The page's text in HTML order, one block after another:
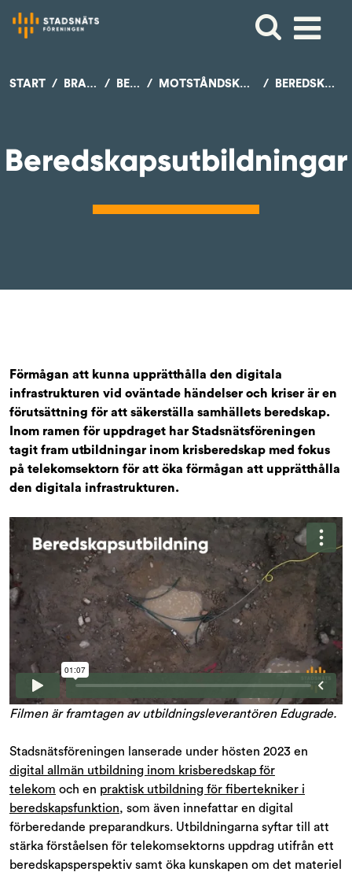
START BRANSCHSTÖD BEREDSKAP MOTSTÅNDSKRAFT OCH UTHÅLLIGHET BEREDSKAPSUTBILDNINGAR
Beredskapsutbildningar
Förmågan att kunna upprätthålla den digitala
infrastrukturen vid oväntade händelser och kriser är en
förutsättning för att säkerställa samhällets beredskap.
Inom ramen för uppdraget har Stadsnätsföreningen
tagit fram utbildningar inom krisberedskap med fokus
på telekomsektorn för att öka förmågan att upprätthålla
den digitala infrastrukturen.
Filmen är framtagen av utbildningsleverantören Edugrade.
Stadsnätsföreningen lanserade under hösten 2023 en
digital allmän utbildning inom krisberedskap för
telekom och en praktisk utbildning för fibertekniker i
beredskapsfunktion, som även innefattar en digital
förberedande preparandkurs. Utbildningarna syftar till att
stärka förståelsen för telekomsektorns uppdrag utifrån ett
beredskapsperspektiv samt öka kunskapen om det materiel